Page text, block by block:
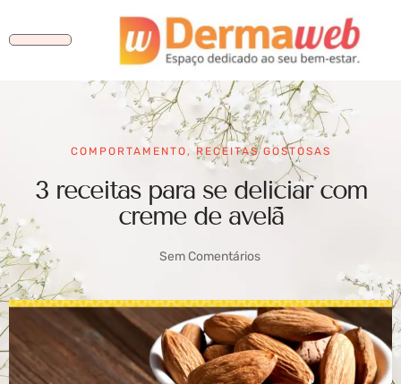
COMPORTAMENTO ,RECEITAS GOSTOSAS
3 receitas para se deliciar com
creme de avelã
Sem Comentários